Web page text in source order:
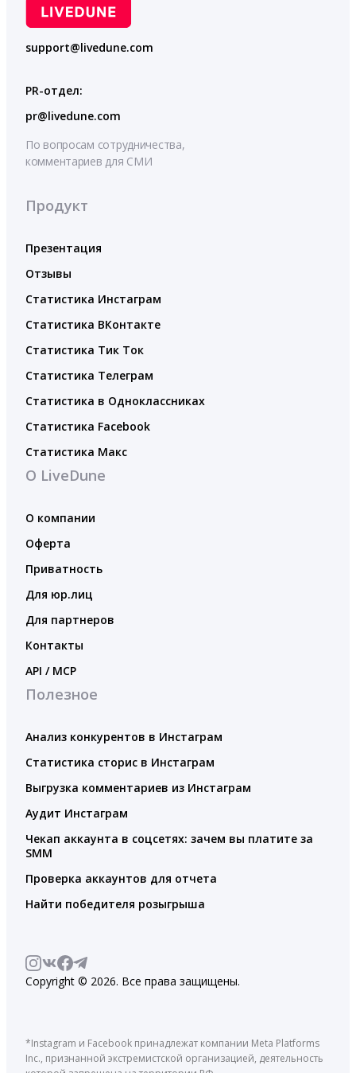
support@livedune.com
PR-отдел:
pr@livedune.com
По вопросам сотрудничества,
комментариев для СМИ
Продукт
Презентация
Отзывы
Статистика Инстаграм
Статистика ВКонтакте
Статистика Тик Ток
Статистика Телеграм
Статистика в Одноклассниках
Статистика Facebook
Статистика Макс
О LiveDune
О компании
Оферта
Приватность
Для юр.лиц
Для партнеров
Контакты
API / MCP
Полезное
Анализ конкурентов в Инстаграм
Статистика сторис в Инстаграм
Выгрузка комментариев из Инстаграм
Аудит Инстаграм
Чекап аккаунта в соцсетях: зачем вы платите за
SMM
Проверка аккаунтов для отчета
Найти победителя розыгрыша
Copyright © 2026. Все права защищены.
*Instagram и Facebook принадлежат компании Meta Platforms
Inc., признанной экстремистской организацией, деятельность